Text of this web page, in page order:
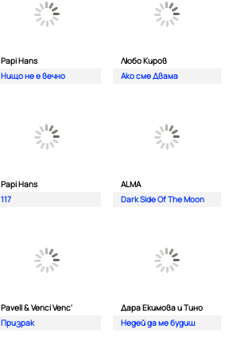
Papi Hans
Нищо не е вечно
Любо Киров
Ако сме Двама
Papi Hans
117
ALMA
Dark Side Of The Moon
Pavell & Venci Venc'
Призрак
Дара Екимова и Тино
Недей да ме будиш